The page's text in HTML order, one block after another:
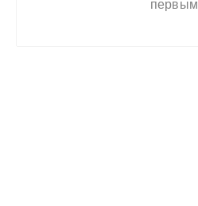
первым